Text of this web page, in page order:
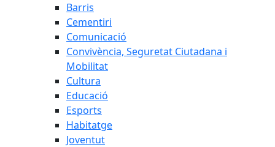
Barris
Cementiri
Comunicació
Convivència, Seguretat Ciutadana i
Mobilitat
Cultura
Educació
Esports
Habitatge
Joventut